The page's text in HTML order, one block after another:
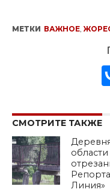
МЕТКИ ВАЖНОЕ,
СМОТРИТЕ ТАКЖЕ
области
Линия»